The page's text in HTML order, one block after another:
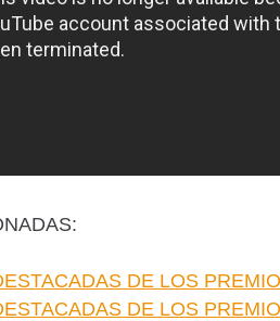
DE LOS
DE LOS